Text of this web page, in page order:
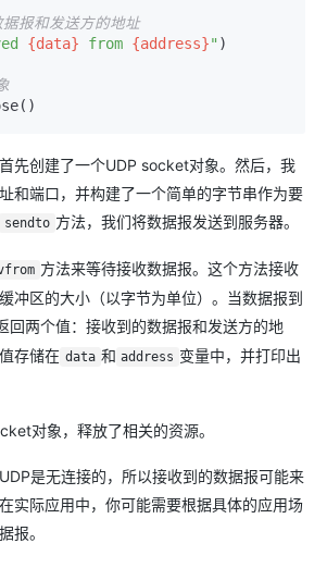
报和发送方的地址
{data} from {address}" )
先创建了一个UDP socket对象。然后，我
和端口，并构建了一个简单的字节串作为要
sendto 方法，我们将数据报发送到服务器。
方法来等待接收数据报。这个方法接收
冲区的大小（以字节为单位）。当数据报到
回两个值：接收到的数据报和发送方的地
存储在 data 和 address 变量中，并打印出
对象，释放了相关的资源。
是无连接的，所以接收到的数据报可能来
实际应用中，你可能需要根据具体的应用场
报。